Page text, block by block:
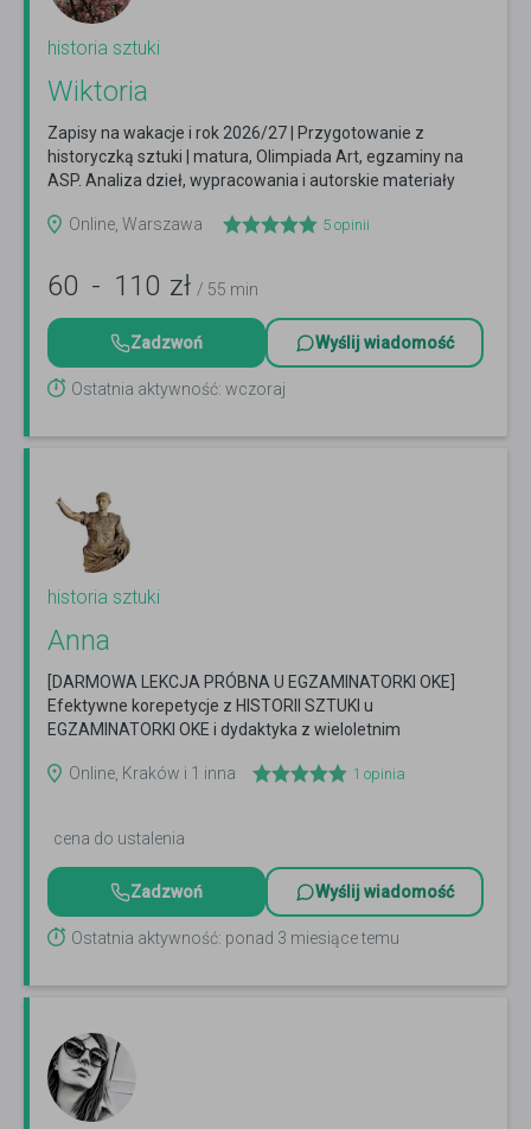
historia sztuki
Wiktoria
Zapisy na wakacje i rok 2026/27 | Przygotowanie z
historyczką sztuki | matura, Olimpiada Art, egzaminy na
ASP. Analiza dzieł, wypracowania i autorskie materiały
Online, Warszawa
5 opinii
60 - 110 zł / 55 min
Zadzwoń Wyślij wiadomość
Ostatnia aktywność: wczoraj
historia sztuki
Anna
[DARMOWA LEKCJA PRÓBNA U EGZAMINATORKI OKE]
Efektywne korepetycje z HISTORII SZTUKI u
EGZAMINATORKI OKE i dydaktyka z wieloletnim
Online, Kraków i 1 inna
1 opinia
cena do ustalenia
Zadzwoń Wyślij wiadomość
Ostatnia aktywność: ponad 3 miesiące temu